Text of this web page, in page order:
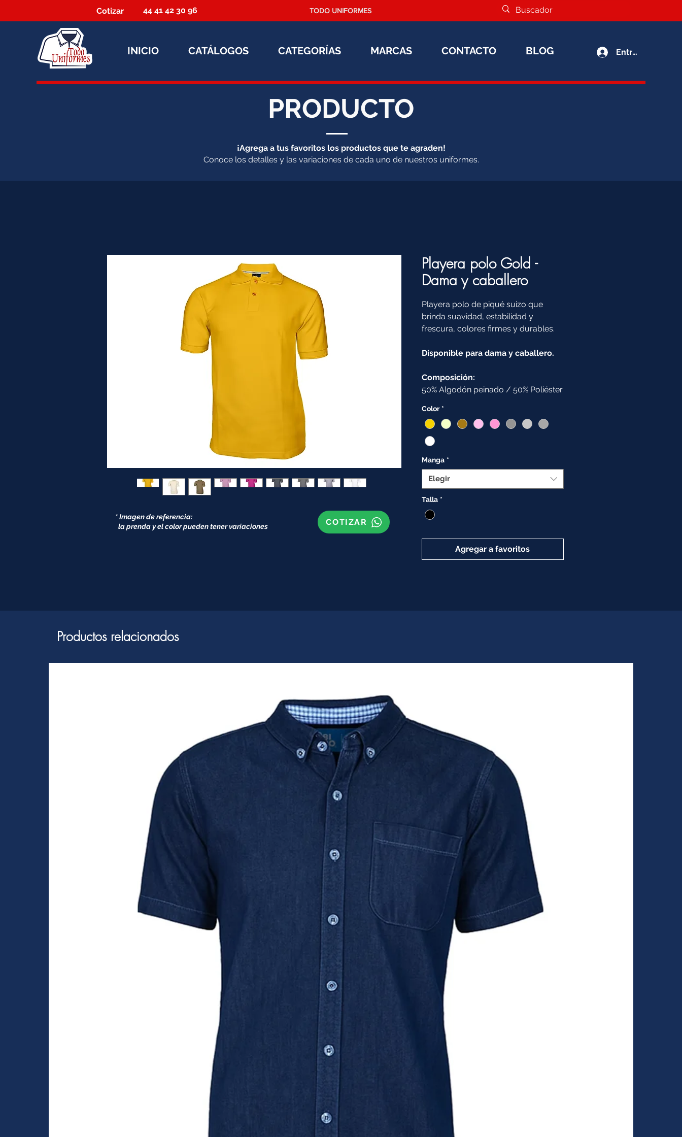
Cotizar 44 41 42 30 96 TODO UNIFORMES
INICIO CATÁLOGOS CATEGORÍAS MARCAS CONTACTO BLOG Entrar
PRODUCTO
¡Agrega a tus favoritos los productos que te agraden!
Conoce los detalles y las variaciones de cada uno de nuestros uniformes.
Playera polo Gold -
Dama y caballero
Playera polo de piqué suizo que
brinda suavidad, estabilidad y
frescura, colores firmes y durables.
Disponible para dama y caballero.
Composición:
50% Algodón peinado / 50% Poliéster
Color *
Manga *
Elegir
Talla *
Agregar a favoritos
COTIZAR
* Imagen de referencia:
la prenda y el color pueden tener variaciones
Productos relacionados